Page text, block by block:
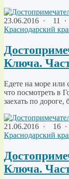
23.06.2016 · 11 ·
Краснодарский
Ключа.
Едете на море или
что посмотреть в
заехать по дороге,
21.06.2016 · 16 ·
Краснодарский
Ключа.